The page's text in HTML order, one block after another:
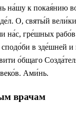
на́шу к покая́нию
О, святы́й
на́с, гре́шных
в зде́шней
о́бщаго
Ами́нь.
врачам